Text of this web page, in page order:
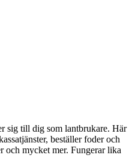
sig till dig som lantbrukare. Här
beställer foder och
och mycket mer. Fungerar lika